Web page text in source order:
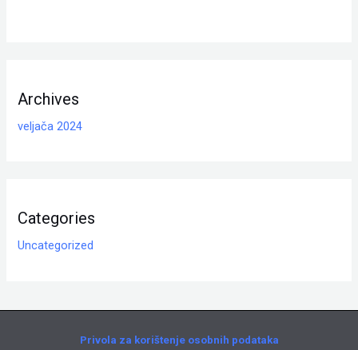
Archives
veljača 2024
Categories
Uncategorized
Privola za korištenje osobnih podataka